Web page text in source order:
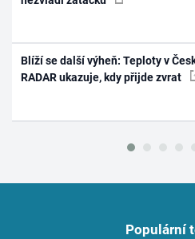
Blíží se další výheň: Teploty v
RADAR ukazuje, kdy přijde zvrat
Populární